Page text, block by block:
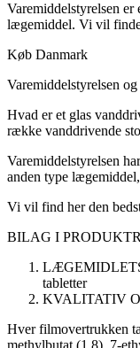
Varemiddelstyrelsen er
lægemiddel. Vi vil finde
Køb Danmark
Varemiddelstyrelsen
Hvad er et glas
række vanddrivende
Varemiddelstyrelsen
anden type
Vi vil find her den
BILAG I
tabletter
KVALITATIV
Hver filmovertrukken